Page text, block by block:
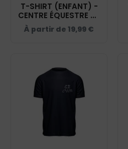
T-SHIRT (ENFANT) -
CENTRE ÉQUESTRE DE
CHALAIN - NAVY -
BC03TK
À partir de 19,99 €